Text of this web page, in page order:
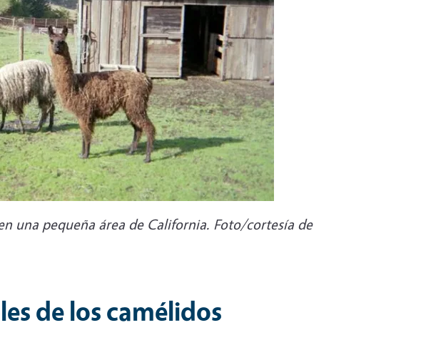
una pequeña área de California. Foto/cortesía de
de los camélidos